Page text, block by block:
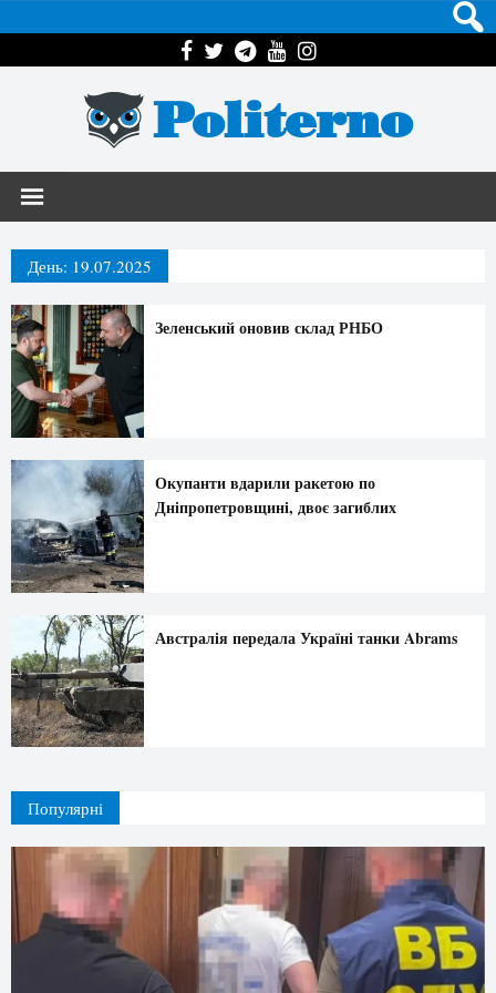
Politerno
День: 19.07.2025
Зеленський оновив склад РНБО
Окупанти вдарили ракетою по
Дніпропетровщині, двоє загиблих
Австралія передала Україні танки Abrams
Популярні